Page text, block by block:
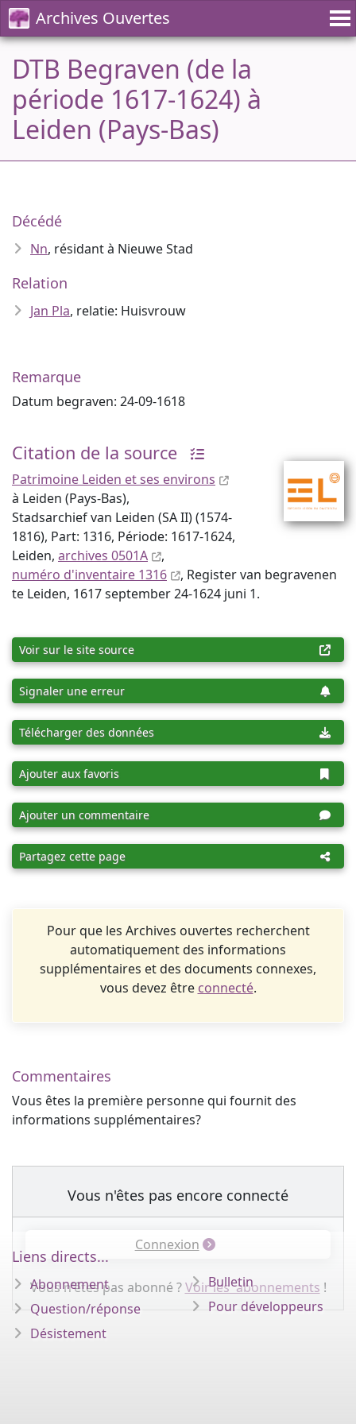
Archives Ouvertes
DTB Begraven (de la
période 1617-1624) à
Leiden (Pays-Bas)
Décédé
Nn, résidant à Nieuwe Stad
Relation
Jan Pla, relatie: Huisvrouw
Remarque
Datum begraven: 24-09-1618
Citation de la source
Patrimoine Leiden et ses environs
à Leiden (Pays-Bas),
Stadsarchief van Leiden (SA II) (1574-
1816), Part: 1316, Période: 1617-1624,
Leiden, archives 0501A
,
numéro d'inventaire 1316
, Register van begravenen
te Leiden, 1617 september 24-1624 juni 1.
Voir sur le site source
Signaler une erreur
Télécharger des données
Ajouter aux favoris
Ajouter un commentaire
Partagez cette page
Pour que les Archives ouvertes recherchent
automatiquement des informations
supplémentaires et des documents connexes,
vous devez être connecté.
Commentaires
Vous êtes la première personne qui fournit des
informations supplémentaires?
Vous n'êtes pas encore connecté
Connexion
Vous n'êtes pas abonné ?Voir les abonnements !
Liens directs...
Abonnement
Question/réponse
Désistement
Bulletin
Pour développeurs